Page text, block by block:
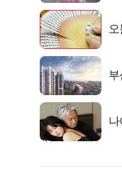
부
나